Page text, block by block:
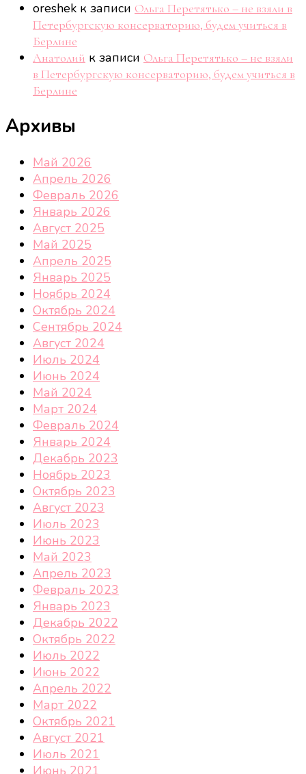
oreshek к записи Ольга Перетятько – не взяли в
Петербургскую консерваторию, будем учиться в
Берлине
Анатолий к записи Ольга Перетятько – не взяли
в Петербургскую консерваторию, будем учиться в
Берлине
Архивы
Май 2026
Апрель 2026
Февраль 2026
Январь 2026
Август 2025
Май 2025
Апрель 2025
Январь 2025
Ноябрь 2024
Октябрь 2024
Сентябрь 2024
Август 2024
Июль 2024
Июнь 2024
Май 2024
Март 2024
Февраль 2024
Январь 2024
Декабрь 2023
Ноябрь 2023
Октябрь 2023
Август 2023
Июль 2023
Июнь 2023
Май 2023
Апрель 2023
Февраль 2023
Январь 2023
Декабрь 2022
Октябрь 2022
Июль 2022
Июнь 2022
Апрель 2022
Март 2022
Октябрь 2021
Август 2021
Июль 2021